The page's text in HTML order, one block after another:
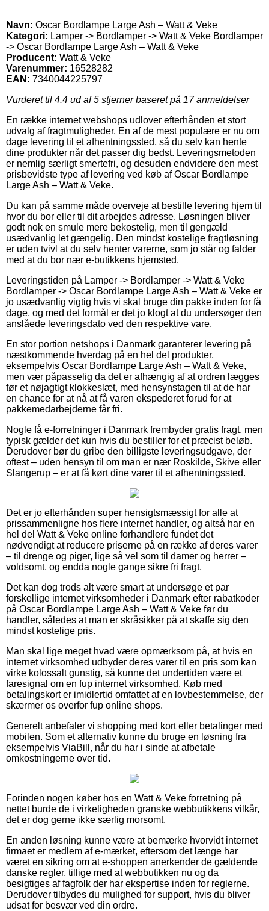
Navn: Oscar Bordlampe Large Ash – Watt & Veke
Kategori: Lamper -> Bordlamper -> Watt & Veke Bordlamper
-> Oscar Bordlampe Large Ash – Watt & Veke
Producent: Watt & Veke
Varenummer: 16528282
EAN: 7340044225797
Vurderet til 4.4 ud af 5 stjerner baseret på 17anmeldelser
En række internet webshops udlover efterhånden et stort
udvalg af fragtmuligheder. En af de mest populære er nu om
dage levering til et afhentningssted, så du selv kan hente
dine produkter når det passer dig bedst. Leveringsmetoden
er nemlig særligt smertefri, og desuden endvidere den mest
prisbevidste type af levering ved køb af Oscar Bordlampe
Large Ash – Watt & Veke.
Du kan på samme måde overveje at bestille levering hjem til
hvor du bor eller til dit arbejdes adresse. Løsningen bliver
godt nok en smule mere bekostelig, men til gengæld
usædvanlig let gængelig. Den mindst kostelige fragtløsning
er uden tvivl at du selv henter varerne, som jo står og falder
med at du bor nær e-butikkens hjemsted.
Leveringstiden på Lamper -> Bordlamper -> Watt & Veke
Bordlamper -> Oscar Bordlampe Large Ash – Watt & Veke er
jo usædvanlig vigtig hvis vi skal bruge din pakke inden for få
dage, og med det formål er det jo klogt at du undersøger den
anslåede leveringsdato ved den respektive vare.
En stor portion netshops i Danmark garanterer levering på
næstkommende hverdag på en hel del produkter,
eksempelvis Oscar Bordlampe Large Ash – Watt & Veke,
men vær påpasselig da det er afhængig af at ordren lægges
før et nøjagtigt klokkeslæt, med hensynstagen til at de har
en chance for at nå at få varen ekspederet forud for at
pakkemedarbejderne får fri.
Nogle få e-forretninger i Danmark frembyder gratis fragt, men
typisk gælder det kun hvis du bestiller for et præcist beløb.
Derudover bør du gribe den billigste leveringsudgave, der
oftest – uden hensyn til om man er nær Roskilde, Skive eller
Slangerup – er at få kørt dine varer til et afhentningssted.
Det er jo efterhånden super hensigtsmæssigt for alle at
prissammenligne hos flere internet handler, og altså har en
hel del Watt & Veke online forhandlere fundet det
nødvendigt at reducere priserne på en række af deres varer
– til drenge og piger, lige så vel som til damer og herrer –
voldsomt, og endda nogle gange sikre fri fragt.
Det kan dog trods alt være smart at undersøge et par
forskellige internet virksomheder i Danmark efter rabatkoder
på Oscar Bordlampe Large Ash – Watt & Veke før du
handler, således at man er skråsikker på at skaffe sig den
mindst kostelige pris.
Man skal lige meget hvad være opmærksom på, at hvis en
internet virksomhed udbyder deres varer til en pris som kan
virke kolossalt gunstig, så kunne det undertiden være et
faresignal om en fup internet virksomhed. Køb med
betalingskort er imidlertid omfattet af en lovbestemmelse, der
skærmer os overfor fup online shops.
Generelt anbefaler vi shopping med kort eller betalinger med
mobilen. Som et alternativ kunne du bruge en løsning fra
eksempelvis ViaBill, når du har i sinde at afbetale
omkostningerne over tid.
Forinden nogen køber hos en Watt & Veke forretning på
nettet burde de i virkeligheden granske webbutikkens vilkår,
det er dog gerne ikke særlig morsomt.
En anden løsning kunne være at bemærke hvorvidt internet
firmaet er medlem af e-mærket, eftersom det længe har
været en sikring om at e-shoppen anerkender de gældende
danske regler, tillige med at webbutikken nu og da
besigtiges af fagfolk der har ekspertise inden for reglerne.
Derudover tilbydes du mulighed for support, hvis du bliver
udsat for besvær ved din ordre.